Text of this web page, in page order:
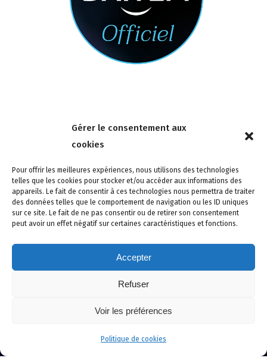
Gérer le consentement aux
cookies
Pour offrir les meilleures expériences, nous utilisons des technologies
telles que les cookies pour stocker et/ou accéder aux informations des
appareils. Le fait de consentir à ces technologies nous permettra de traiter
des données telles que le comportement de navigation ou les ID uniques
sur ce site. Le fait de ne pas consentir ou de retirer son consentement
peut avoir un effet négatif sur certaines caractéristiques et fonctions.
Accepter
Refuser
Voir les préférences
Politique de cookies
4 rue de la Tour 85150 Les Achards
Politique de confidentialité -
© Copyright 2024 Atlantic Confort Sécurité